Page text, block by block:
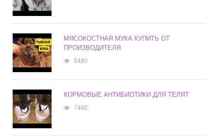
МЯСОКОСТНАЯ МУКА КУПИТЬ ОТ
ПРОИЗВОДИТЕЛЯ
5480
КОРМОВЫЕ АНТИБИОТИКИ ДЛЯ ТЕЛЯТ
7492